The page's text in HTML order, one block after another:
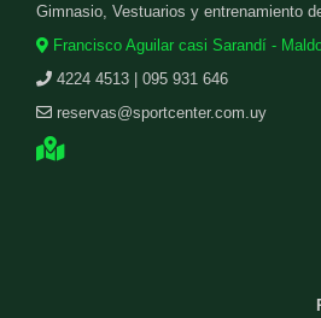
Gimnasio, Vestuarios y entrenamiento
Francisco Aguilar casi Sarandí -
4224 4513 | 095 931 646
reservas@sportcenter.com.uy